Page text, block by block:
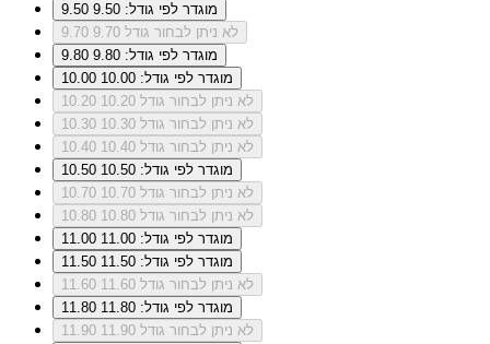
9.50
מוגדר לפי גודל: 9.50
9.70
לא ניתן לבחור גודל 9.70
9.80
מוגדר לפי גודל: 9.80
10.00
מוגדר לפי גודל: 10.00
10.20
לא ניתן לבחור גודל 10.20
10.30
לא ניתן לבחור גודל 10.30
10.40
לא ניתן לבחור גודל 10.40
10.50
מוגדר לפי גודל: 10.50
10.70
לא ניתן לבחור גודל 10.70
10.80
לא ניתן לבחור גודל 10.80
11.00
מוגדר לפי גודל: 11.00
11.50
מוגדר לפי גודל: 11.50
11.60
לא ניתן לבחור גודל 11.60
11.80
מוגדר לפי גודל: 11.80
11.90
לא ניתן לבחור גודל 11.90